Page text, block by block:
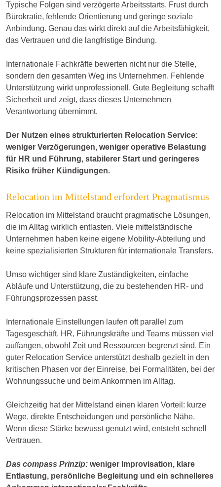
Typische Folgen sind verzögerte Arbeitsstarts, Frust durch
Bürokratie, fehlende Orientierung und geringe soziale
Anbindung. Genau das wirkt direkt auf die Arbeitsfähigkeit,
das Vertrauen und die langfristige Bindung.
Internationale Fachkräfte bewerten nicht nur die Stelle,
sondern den gesamten Weg ins Unternehmen. Fehlende
Unterstützung wirkt unprofessionell. Gute Begleitung schafft
Sicherheit und zeigt, dass dieses Unternehmen
Verantwortung übernimmt.
Der Nutzen eines strukturierten Relocation Service:
weniger Verzögerungen, weniger operative Belastung
für HR und Führung, stabilerer Start und geringeres
Risiko früher Kündigungen.
Relocation im Mittelstand erfordert Pragmatismus
Relocation im Mittelstand braucht pragmatische Lösungen,
die im Alltag wirklich entlasten. Viele mittelständische
Unternehmen haben keine eigene Mobility-Abteilung und
keine spezialisierten Strukturen für internationale Transfers.
Umso wichtiger sind klare Zuständigkeiten, einfache
Abläufe und Unterstützung, die zu bestehenden HR- und
Führungsprozessen passt.
Internationale Einstellungen laufen oft parallel zum
Tagesgeschäft. HR, Führungskräfte und Teams müssen viel
auffangen, obwohl Zeit und Ressourcen begrenzt sind. Ein
guter Relocation Service unterstützt deshalb gezielt in den
kritischen Phasen vor der Einreise, bei Formalitäten, bei der
Wohnungssuche und beim Ankommen im Alltag.
Gleichzeitig hat der Mittelstand einen klaren Vorteil: kurze
Wege, direkte Entscheidungen und persönliche Nähe.
Wenn diese Stärke bewusst genutzt wird, entsteht schnell
Vertrauen.
Das compass Prinzip: weniger Improvisation, klare
Entlastung, persönliche Begleitung und ein schnelleres